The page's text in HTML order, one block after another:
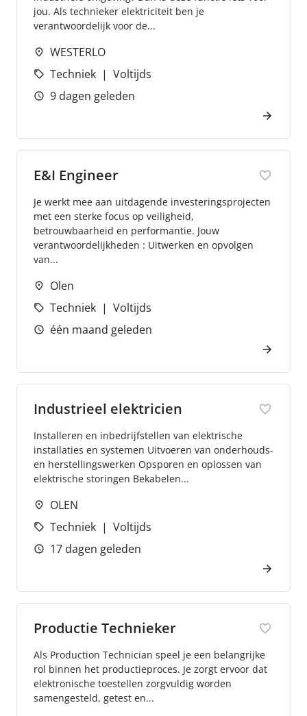
jou. Als technieker elektriciteit ben je
verantwoordelijk voor de...
WESTERLO
Techniek
Voltijds
9 dagen geleden
E&I Engineer
Je werkt mee aan uitdagende investeringsprojecten
met een sterke focus op veiligheid,
betrouwbaarheid en performantie. Jouw
verantwoordelijkheden : Uitwerken en opvolgen
van...
Olen
Techniek
Voltijds
één maand geleden
Industrieel elektricien
Installeren en inbedrijfstellen van elektrische
installaties en systemen Uitvoeren van onderhouds-
en herstellingswerken Opsporen en oplossen van
elektrische storingen Bekabelen...
OLEN
Techniek
Voltijds
17 dagen geleden
Productie Technieker
Als Production Technician speel je een belangrijke
rol binnen het productieproces. Je zorgt ervoor dat
elektronische toestellen zorgvuldig worden
samengesteld, getest en...